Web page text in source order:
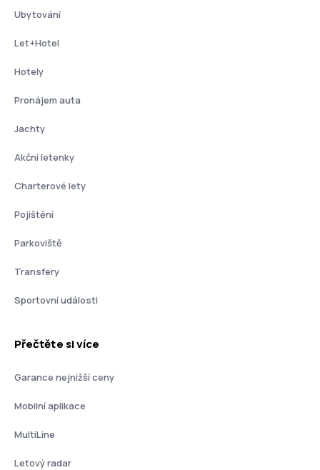
Ubytování
Let+Hotel
Hotely
Pronájem auta
Jachty
Akční letenky
Charterové lety
Pojištění
Parkoviště
Transfery
Sportovní události
Přečtěte si více
Garance nejnižší ceny
Mobilní aplikace
MultiLine
Letový radar